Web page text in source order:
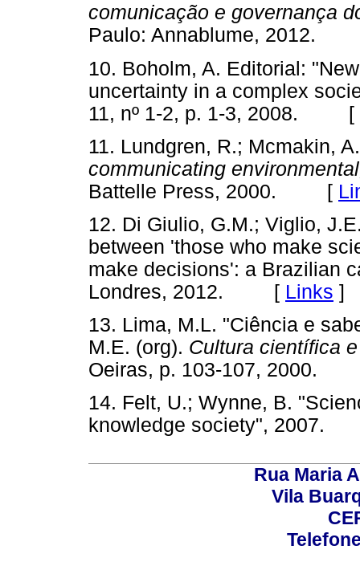
comunicação e governança
Paulo: Annablume,
10. Boholm, A. Editorial:
uncertainty in a complex
11, nº 1-2, p. 1-3, 2008. [
11. Lundgren, R.; Mcmakin,
communicating
Battelle Press, 2000. [
12. Di Giulio, G.M.; Viglio,
between 'those who make
make decisions': a Brazilian
Londres, 2012. [ Links ]
13. Lima, M.L. "Ciência e
M.E. (org). Cultura científica
Oeiras, p. 103-107,
14. Felt, U.; Wynne, B.
knowledge society",
Rua Maria
Vila